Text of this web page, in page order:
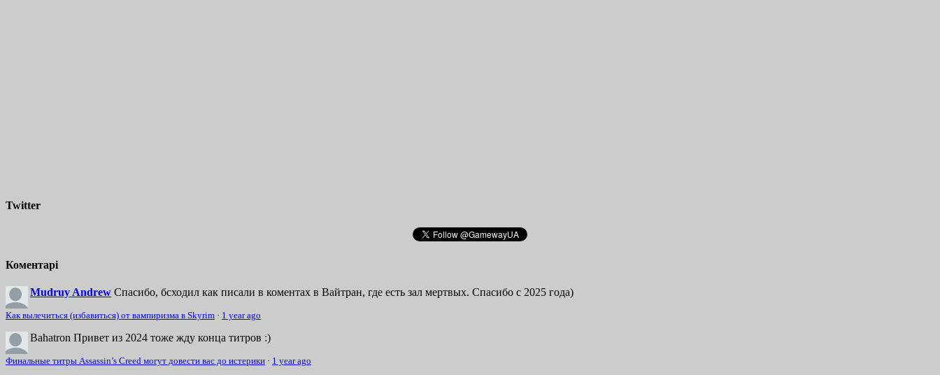
Twitter
Коментарі
Mudruy Andrew Спасибо, бсходил как писали в коментах в Вайтран, где есть зал мертвых. Спасибо с 2025 года)
Как вылечиться (избавиться) от вампиризма в Skyrim · 1 year ago
Bahatron Привет из 2024 тоже жду конца титров :)
Финальные титры Assassin’s Creed могут довести вас до истерики · 1 year ago